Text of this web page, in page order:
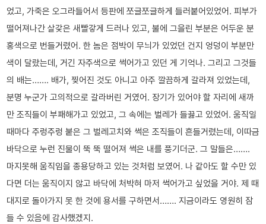
었고, 가죽은 오그라들어서 등판에 쪼글쪼글하게 들러붙어있었어. 피부가
떨어져나간 살갗은 새빨갛게 드러나 있고, 불에 그을린 부분은 어두운 분
홍색으로 번들거렸어. 한 놈은 점박이 무늬가 있었던 건지 엉덩이 부분만
색이 달랐는데, 거긴 자주색으로 썩어가고 있던 게 기억나. 그리고 그것들
의 배는……. 배가, 찢어진 것도 아니고 아주 깔끔하게 갈라져 있었는데,
분명 누군가 고의적으로 갈라버린 거였어. 장기가 있어야 할 자리에 새까
만 조직들이 부패해가고 있었고, 그 속에는 벌레가 들끓고 있었어. 움직일
때마다 주렁주렁 붙은 그 벌레고치와 썩은 조직들이 흔들거렸는데, 이따금
바닥으로 누런 진물이 뚝 뚝 떨어져 썩은 내를 풍기더군. 그 말들은…….
마지못해 움직임을 종용당하고 있는 것처럼 보였어. 나 같아도 할 수만 있
다면 더는 움직이지 않고 바닥에 처박혀 마저 썩어가고 싶었을 거야. 제 때
대지로 돌아가지 못 한 것에 용서를 구하면서……. 지금이라도 영원히 잠
들 수 있음에 감사했겠지.